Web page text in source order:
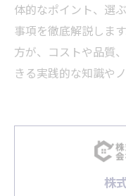
体的なポイント、選
事項を徹底解説しま
方が、コストや品質
きる実践的な知識や
株